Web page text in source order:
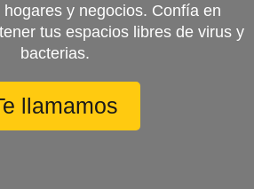
y negocios. Confía en
tus espacios libres de virus y
bacterias.
llamamos